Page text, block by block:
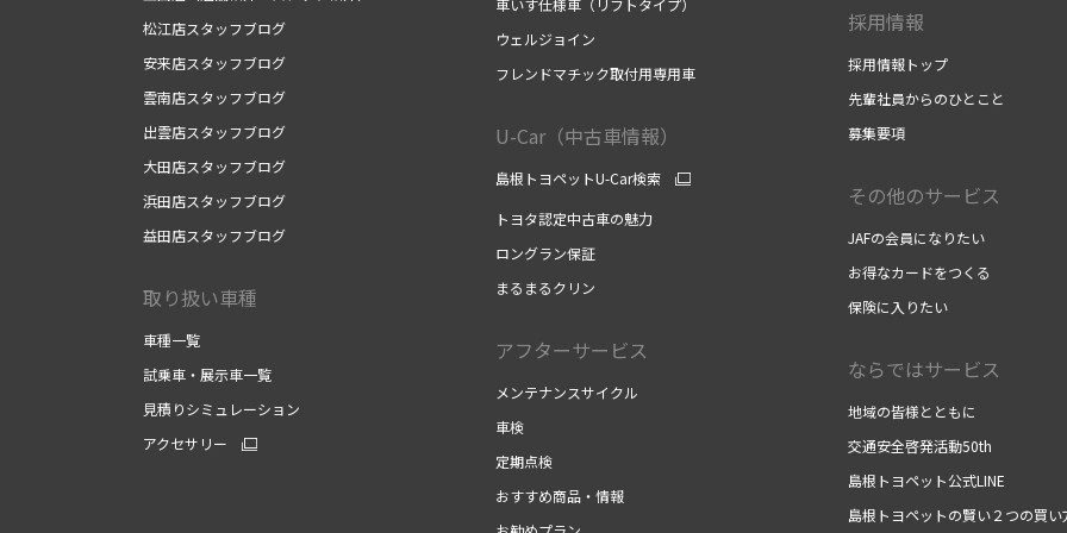
松江店スタッフブログ
安来店スタッフブログ
雲南店スタッフブログ
出雲店スタッフブログ
大田店スタッフブログ
浜田店スタッフブログ
益田店スタッフブログ
取り扱い車種
車種一覧
試乗車・展示車一覧
見積りシミュレーション
アクセサリー
ウェルジョイン
フレンドマチック取付用専用車
U-Car（中古車情報）
島根トヨペットU-Car検索
トヨタ認定中古車の魅力
ロングラン保証
まるまるクリン
アフターサービス
メンテナンスサイクル
車検
定期点検
おすすめ商品・情報
採用情報
採用情報トップ
先輩社員からのひとこと
募集要項
その他のサービス
JAFの会員になりたい
お得なカードをつくる
保険に入りたい
ならではサービス
地域の皆様とともに
交通安全啓発活動50th
島根トヨペット公式LINE
島根トヨペットの賢い２つの買い